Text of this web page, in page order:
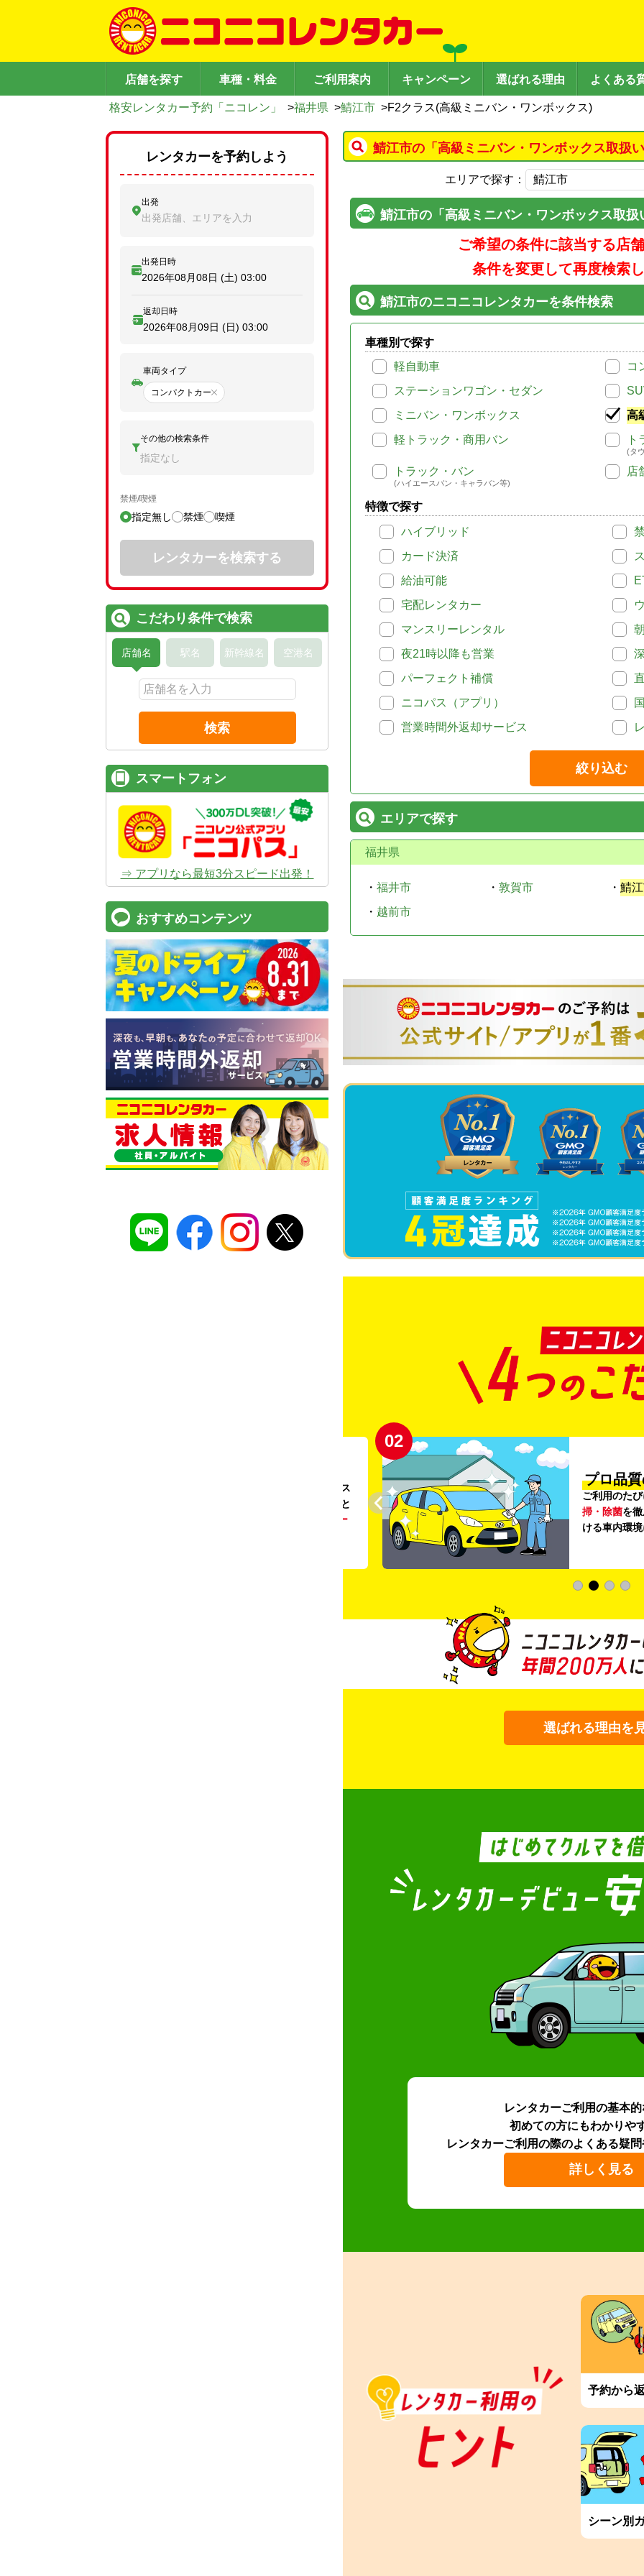
店舗を探す 車種・料金 ご利用案内 キャンペーン 選ばれる理由 よくある
格安レンタカー予約「ニコレン」 >福井県 >鯖江市 >F2クラス(高級ミニバン・ワンボックス)
鯖江市の「高級ミニバン・ワンボックス取扱
エリアで探す：
鯖江市の「高級ミニバン・ワンボックス取
ご希望の条件に該当する店
条件を変更して再度検索
鯖江市のニコニコレンタカーを条件検索
車種別で探す
軽自動車
コ
ステーションワゴン・セダン
ミニバン・ワンボックス
高
軽トラック・商用バン
ト
(タ
トラック・バン
(ハイエースバン・キャラバン等)
店
特徴で探す
ハイブリッド
カード決済
給油可能
宅配レンタカー
マンスリーレンタル
夜21時以降も営業
パーフェクト補償
ニコパス（アプリ）
営業時間外返却サービス
絞り込む
エリアで探す
福井県
・ 福井市 ・ 敦賀市 ・ 鯖
・ 越前市
。ガソリンス
タンドや整備工場の既存インフラを活用すること
リー
02
プロ品
ご利用のた
掃・除菌を
ける車内環
選ばれる理由を
レンタカーご利用の基本
初めての方にもわかりや
レンタカーご利用の際のよくある疑問
詳しく見る
予約から
シーン別
レンタカーを予約しよう
出発
出発店舗、エリアを入力
出発日時
2026年08月08日 (土) 03:00
返却日時
2026年08月09日 (日) 03:00
車両タイプ
コンパクトカー
その他の検索条件
指定なし
禁煙/喫煙
指定無し 禁煙 喫煙
レンタカーを検索する
こだわり条件で検索
店舗名 駅名 新幹線名 空港名
検索
スマートフォン
⇒ アプリなら最短3分スピード出発！
おすすめコンテンツ